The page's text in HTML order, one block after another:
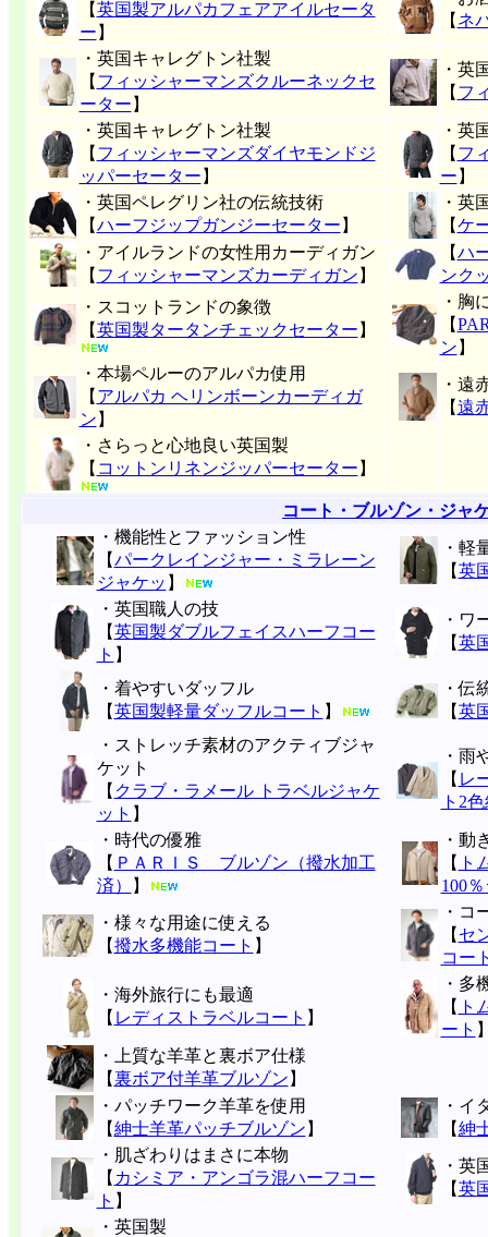
【英国製アルパカフェアアイルセータ
ー 】
【 ネ
・英国キャレグトン社製
【 フィッシャーマンズクルーネックセ
ーター 】
・英
【 フ
・英国キャレグトン社製
【 フィッシャーマンズダイヤモンドジ
ッパーセーター 】
・英
【 フ
ー 】
・英国ペレグリン社の伝統技術
【ハーフジップガンジーセーター 】
・英
【ケ
・アイルランドの女性用カーディガン
【 フィッシャーマンズカーディガン 】
【ハ
ンク
・スコットランドの象徴
【英国製タータンチェックセーター 】
・胸
【
ン 】
・本場ペルーのアルパカ使用
【 アルパカ ヘリンボーンカーディガ
ン 】
・遠
【遠
・さらっと心地良い英国製
【 コットンリネンジッパーセーター 】
コート・ブルゾン・ジャ
・機能性とファッション性
【パークレインジャー・ミラレーン
ジャケッ 】
・軽
【英
・英国職人の技
【英国製ダブルフェイスハーフコー
ト 】
・ワ
【英
・着やすいダッフル
【英国製軽量ダッフルコート 】
・伝
【英
・ストレッチ素材のアクティブジャ
ケット
【 クラブ・ラメール トラベルジャケ
ット 】
・雨
【 レ
ト2
・時代の優雅
【 ＰＡＲＩＳ ブルゾン（撥水加工
済）
】
・動
【 ト
100
・様々な用途に使える
【撥水多機能コート 】
・コ
【 セ
コー
・海外旅行にも最適
【 レディストラベルコート 】
・多
【 ト
ート
・上質な羊革と裏ボア仕様
【裏ボア付羊革ブルゾン 】
・パッチワーク羊革を使用
【紳士羊革パッチブルゾン 】
・イ
【紳
・肌ざわりはまさに本物
【 カシミア・アンゴラ混ハーフコー
ト 】
・英
【英
・英国製